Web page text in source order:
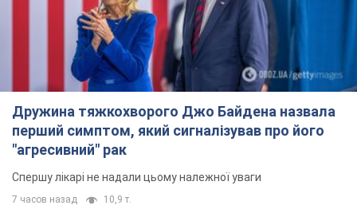
Дружина тяжкохворого Джо Байдена назвала
перший симптом, який сигналізував про його
"агресивний" рак
Спершу лікарі не надали цьому належної уваги
7 часов назад 10,9 т.